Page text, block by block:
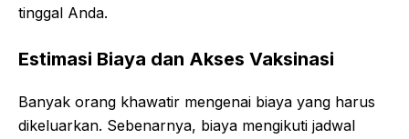
tinggal Anda.
Estimasi Biaya dan Akses Vaksinasi
Banyak orang khawatir mengenai biaya yang harus
dikeluarkan. Sebenarnya, biaya mengikuti jadwal